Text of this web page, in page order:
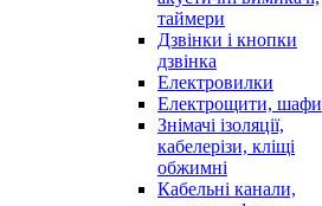
таймери
Дзвінки і кнопки
дзвінка
Електровилки
Електрощити, шафи
Знімачі ізоляції,
кабелерізи, кліщі
обжимні
Кабельні канали,